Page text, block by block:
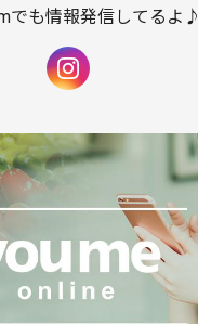
でも情報発信してるよ♪